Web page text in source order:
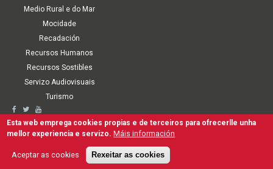
Medio Rural e do Mar
Mocidade
Recadación
Recursos Humanos
Recursos Sostibles
Servizo Audiovisuais
Turismo
Second
navigation
Accesibilidade Aviso Legal Política de cookies Termos de Uso
Mapa Web Canle interna de comunicación, denuncia e antifraude
Gal Esp
Esta web emprega cookies propias e de terceiros para ofrecerlle unha
mellor experiencia e servizo. Máis información
Aceptar as cookies Rexeitar as cookies